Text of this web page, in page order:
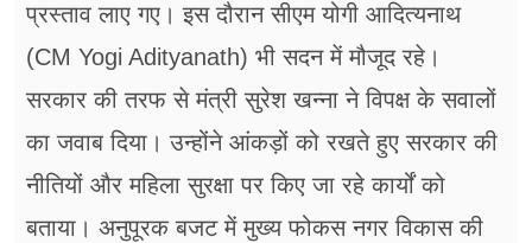
अन्य खबरें
प्रस्ताव लाए गए। इस दौरान सीएम योगी आदित्यनाथ
(CM Yogi Adityanath) भी सदन में मौजूद रहे।
सरकार की तरफ से मंत्री सुरेश खन्ना ने विपक्ष के सवालों
का जवाब दिया। उन्होंने आंकड़ों को रखते हुए सरकार की
नीतियों और महिला सुरक्षा पर किए जा रहे कार्यों को
बताया। अनुपूरक बजट में मुख्य फोकस नगर विकास की